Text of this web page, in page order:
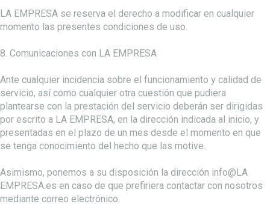
LA EMPRESA se reserva el derecho a modificar en cualquier
momento las presentes condiciones de uso.
8. Comunicaciones con LA EMPRESA
Ante cualquier incidencia sobre el funcionamiento y calidad de
servicio, así como cualquier otra cuestión que pudiera
plantearse con la prestación del servicio deberán ser dirigidas
por escrito a LA EMPRESA, en la dirección indicada al inicio, y
presentadas en el plazo de un mes desde el momento en que
se tenga conocimiento del hecho que las motive.
Asimismo, ponemos a su disposición la dirección info@LA
EMPRESA.es en caso de que prefiriera contactar con nosotros
mediante correo electrónico.